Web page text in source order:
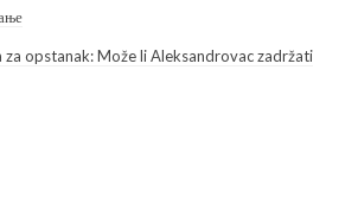
za opstanak: Može li Aleksandrovac zadržati